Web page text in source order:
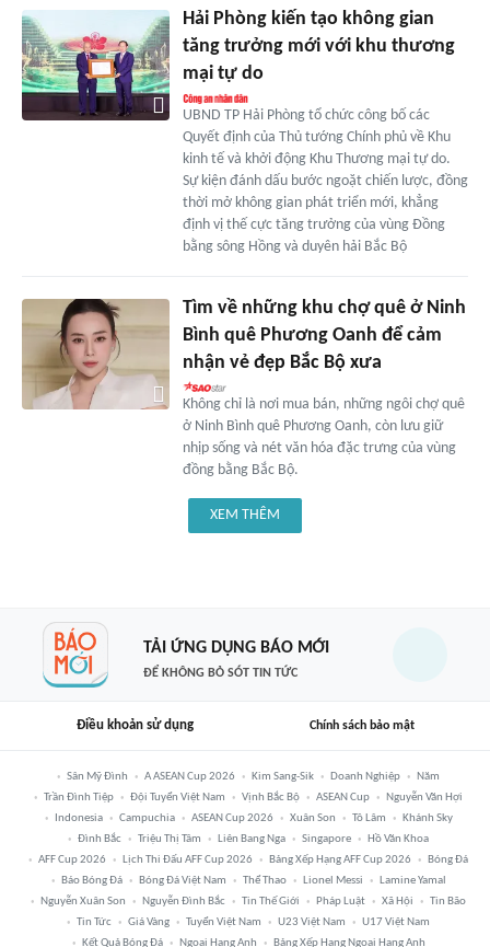
Hải Phòng kiến tạo không gian
tăng trưởng mới với khu thương
mại tự do
UBND TP Hải Phòng tổ chức công bố các
Quyết định của Thủ tướng Chính phủ về Khu
kinh tế và khởi động Khu Thương mại tự do.
Sự kiện đánh dấu bước ngoặt chiến lược, đồng
thời mở không gian phát triển mới, khẳng
định vị thế cực tăng trưởng của vùng Đồng
bằng sông Hồng và duyên hải Bắc Bộ
Tìm về những khu chợ quê ở Ninh
Bình quê Phương Oanh để cảm
nhận vẻ đẹp Bắc Bộ xưa
Không chỉ là nơi mua bán, những ngôi chợ quê
ở Ninh Bình quê Phương Oanh, còn lưu giữ
nhịp sống và nét văn hóa đặc trưng của vùng
đồng bằng Bắc Bộ.
XEM THÊM
TẢI ỨNG DỤNG BÁO MỚI
ĐỂ KHÔNG BỎ SÓT TIN TỨC
Điều khoản sử dụng Chính sách bảo mật
Sân Mỹ Đình A ASEAN Cup 2026 Kim Sang-Sik Doanh Nghiệp
Năm
Trần Đình Tiệp
Đội Tuyển Việt Nam Vịnh Bắc Bộ ASEAN Cup
Nguyễn Văn Hợi
Indonesia
Campuchia ASEAN Cup 2026 Xuân Son Tô Lâm
Khánh Sky
Đình Bắc
Triệu Thị Tâm Liên Bang Nga Singapore
Hồ Văn Khoa
AFF Cup 2026
Lịch Thi Đấu AFF Cup 2026 Bảng Xếp Hạng AFF Cup 2026
Bóng Đá
Báo Bóng Đá
Bóng Đá Việt Nam Thể Thao Lionel Messi
Lamine Yamal
Nguyễn Xuân Son
Nguyễn Đình Bắc Tin Thế Giới Pháp Luật Xã Hội
Tin Bão
Tin Tức
Giá Vàng Tuyển Việt Nam U23 Việt Nam
U17 Việt Nam
Kết Quả Bóng Đá
Ngoại Hạng Anh Bảng Xếp Hạng Ngoại Hạng Anh